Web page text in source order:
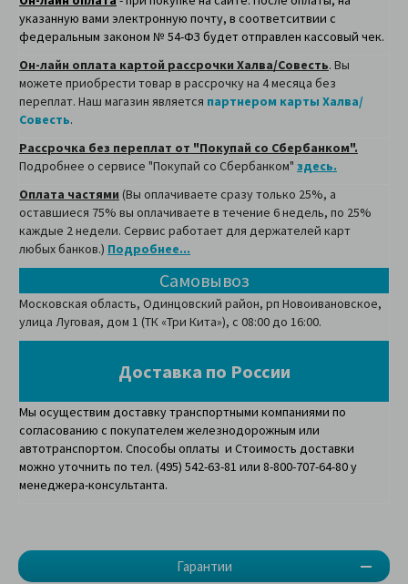
Гарантии
указанную вами электронную почту, в соответситвии с
федеральным законом № 54-ФЗ будет отправлен кассовый чек.
Он-лайн оплата картой рассрочки Халва/Совесть. Вы
можете приобрести товар в рассрочку на 4 месяца без
переплат. Наш магазин является партнером карты Халва/
Совесть.
Рассрочка без переплат от "Покупай со Сбербанком".
Подробнее о сервисе "Покупай со Сбербанком" здесь.
Оплата частями (Вы оплачиваете сразу только 25%, а
оставшиеся 75% вы оплачиваете в течение 6 недель, по 25%
каждые 2 недели. Сервис работает для держателей карт
любых банков.) Подробнее...
Самовывоз
Московская область, Одинцовский район, рп Новоивановское,
улица Луговая, дом 1 (ТК «Три Кита»), с 08:00 до 16:00.
Доставка по России
Мы осуществим доставку транспортными компаниями по
согласованию с покупателем железнодорожным или
автотранспортом. Способы оплаты и Стоимость доставки
можно уточнить по тел. (495) 542-63-81 или 8-800-707-64-80 у
менеджера-консультанта.